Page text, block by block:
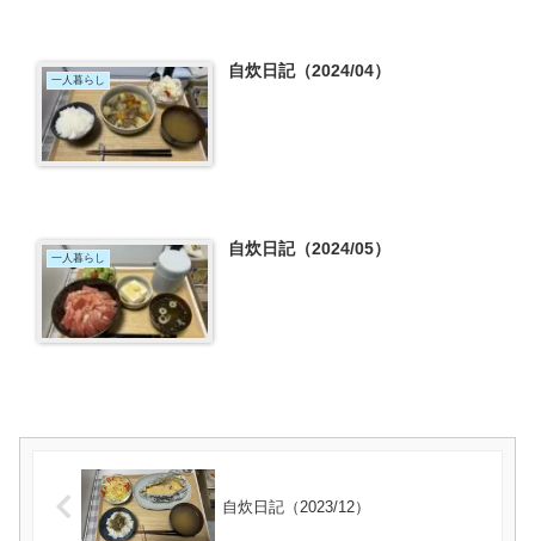
一人暮らし 自炊日記（2024/04）
一人暮らし 自炊日記（2024/05）
自炊日記（2023/12）